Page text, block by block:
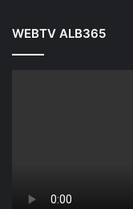
WEBTV ALB365